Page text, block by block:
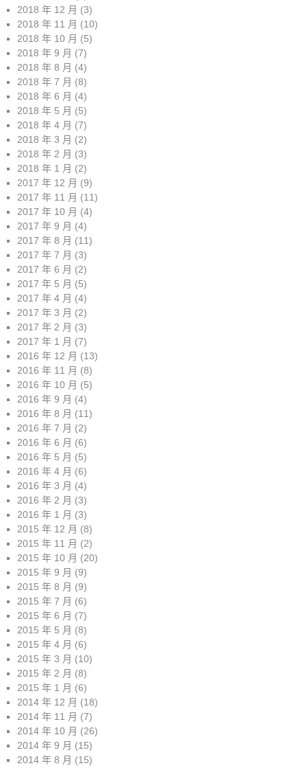
2018 年 12 月 (3)
2018 年 11 月 (10)
2018 年 10 月 (5)
2018 年 9 月 (7)
2018 年 8 月 (4)
2018 年 7 月 (8)
2018 年 6 月 (4)
2018 年 5 月 (5)
2018 年 4 月 (7)
2018 年 3 月 (2)
2018 年 2 月 (3)
2018 年 1 月 (2)
2017 年 12 月 (9)
2017 年 11 月 (11)
2017 年 10 月 (4)
2017 年 9 月 (4)
2017 年 8 月 (11)
2017 年 7 月 (3)
2017 年 6 月 (2)
2017 年 5 月 (5)
2017 年 4 月 (4)
2017 年 3 月 (2)
2017 年 2 月 (3)
2017 年 1 月 (7)
2016 年 12 月 (13)
2016 年 11 月 (8)
2016 年 10 月 (5)
2016 年 9 月 (4)
2016 年 8 月 (11)
2016 年 7 月 (2)
2016 年 6 月 (6)
2016 年 5 月 (5)
2016 年 4 月 (6)
2016 年 3 月 (4)
2016 年 2 月 (3)
2016 年 1 月 (3)
2015 年 12 月 (8)
2015 年 11 月 (2)
2015 年 10 月 (20)
2015 年 9 月 (9)
2015 年 8 月 (9)
2015 年 7 月 (6)
2015 年 6 月 (7)
2015 年 5 月 (8)
2015 年 4 月 (6)
2015 年 3 月 (10)
2015 年 2 月 (8)
2015 年 1 月 (6)
2014 年 12 月 (18)
2014 年 11 月 (7)
2014 年 10 月 (26)
2014 年 9 月 (15)
2014 年 8 月 (15)